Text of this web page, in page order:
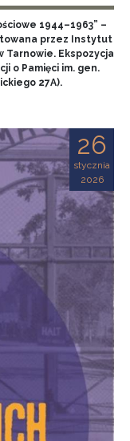
1944–1963” –
przez Instytut
Tarnowie. Ekspozycja
o Pamięci im. gen.
27A).
26
stycznia
2026